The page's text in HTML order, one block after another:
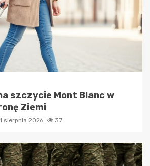
szczycie Mont Blanc w
Ziemi
1 sierpnia 2026 37